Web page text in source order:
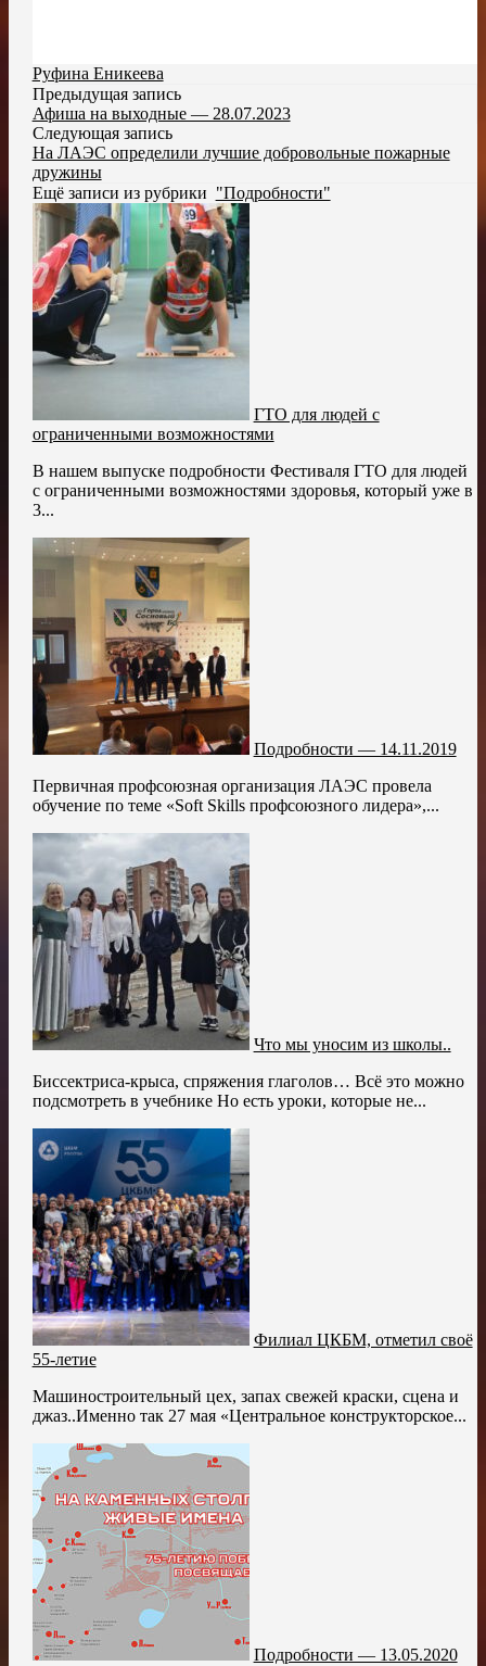
Руфина Еникеева
Предыдущая запись
Афиша на выходные — 28.07.2023
Следующая запись
На ЛАЭС определили лучшие добровольные пожарные
дружины
Ещё записи из рубрики "Подробности"
ГТО для людей с
ограниченными возможностями
В нашем выпуске подробности Фестиваля ГТО для людей
с ограниченными возможностями здоровья, который уже в
3...
Подробности — 14.11.2019
Первичная профсоюзная организация ЛАЭС провела
обучение по теме «Soft Skills профсоюзного лидера»,...
Что мы уносим из школы..
Биссектриса-крыса, спряжения глаголов… Всё это можно
подсмотреть в учебнике Но есть уроки, которые не...
Филиал ЦКБМ, отметил своё
55-летие
Машиностроительный цех, запах свежей краски, сцена и
джаз..Именно так 27 мая «Центральное конструкторское...
Подробности — 13.05.2020